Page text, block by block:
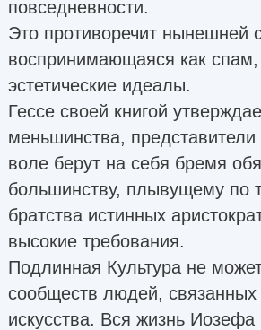
повседневности.
Это противоречит нынешней
воспринимающаяся как спам,
эстетические идеалы.
Гессе своей книгой
меньшинства,
воле берут на себя бремя
большинству, плывущему по
братства истинных
высокие требования.
Подлинная Культура не
сообществ людей,
искусства. Вся жизнь